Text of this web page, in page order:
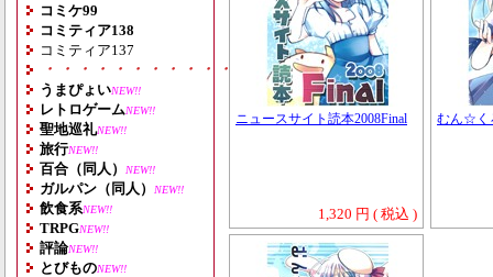
コミケ99
コミティア138
コミティア137
・・・・・・・・・・・・・・・・・・・
うまぴょいNEW!!
レトロゲームNEW!!
聖地巡礼NEW!!
旅行NEW!!
百合（同人） NEW!!
ガルパン（同人） NEW!!
飲食系NEW!!
TRPGNEW!!
評論NEW!!
とびものNEW!!
ニュースサイト読本2008Final
1,320 円 ( 税込 )
むん☆く